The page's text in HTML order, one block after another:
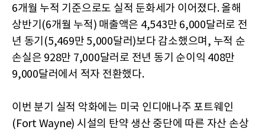
6개월 누적 기준으로도 실적 둔화세가 이어졌다. 올해
상반기(6개월 누적) 매출액은 4,543만 6,000달러로 전
년 동기(5,469만 5,000달러)보다 감소했으며, 누적 순
손실은 928만 7,000달러로 전년 동기 순이익 408만
9,000달러에서 적자 전환했다.
이번 분기 실적 악화에는 미국 인디애나주 포트웨인
(Fort Wayne) 시설의 탄약 생산 중단에 따른 자산 손상